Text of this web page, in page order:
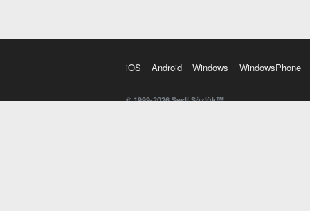
iOS Android Windows WindowsPhone
© 1999-2026 Sesli Sözlük™